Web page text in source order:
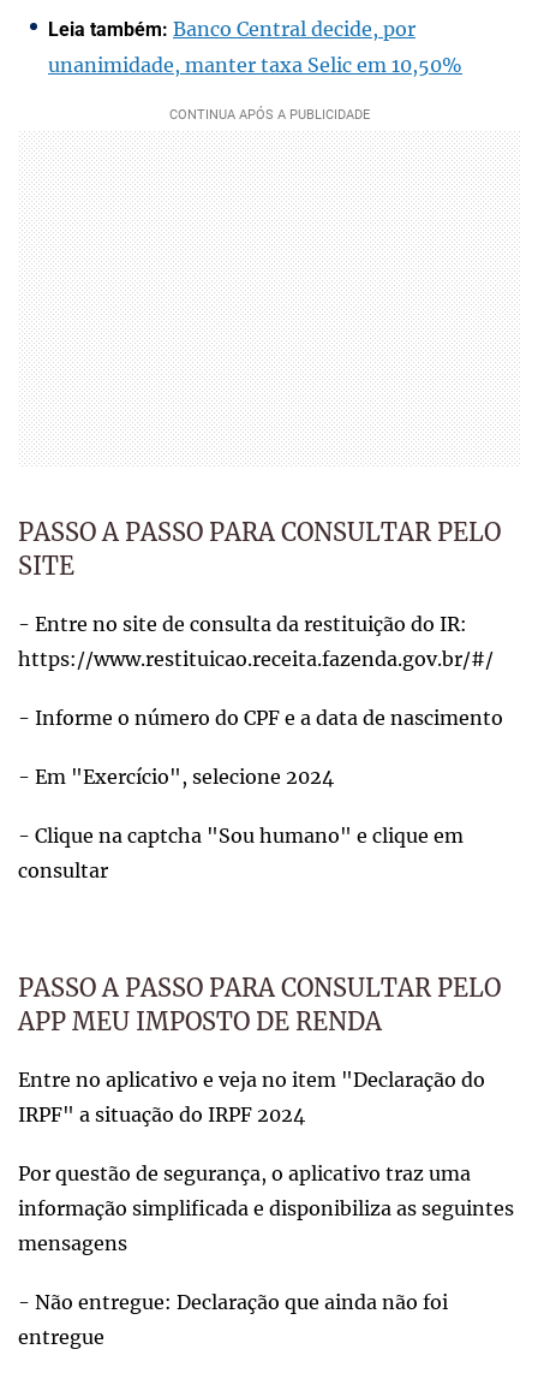
Leia também: Banco Central decide, por
unanimidade, manter taxa Selic em 10,50%
PASSO A PASSO PARA CONSULTAR PELO
SITE
- Entre no site de consulta da restituição do IR:
https://www.restituicao.receita.fazenda.gov.br/#/
- Informe o número do CPF e a data de nascimento
- Em "Exercício", selecione 2024
- Clique na captcha "Sou humano" e clique em
consultar
PASSO A PASSO PARA CONSULTAR PELO
APP MEU IMPOSTO DE RENDA
Entre no aplicativo e veja no item "Declaração do
IRPF" a situação do IRPF 2024
Por questão de segurança, o aplicativo traz uma
informação simplificada e disponibiliza as seguintes
mensagens
- Não entregue: Declaração que ainda não foi
entregue